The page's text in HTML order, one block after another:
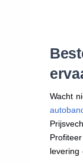
Wacht
levering